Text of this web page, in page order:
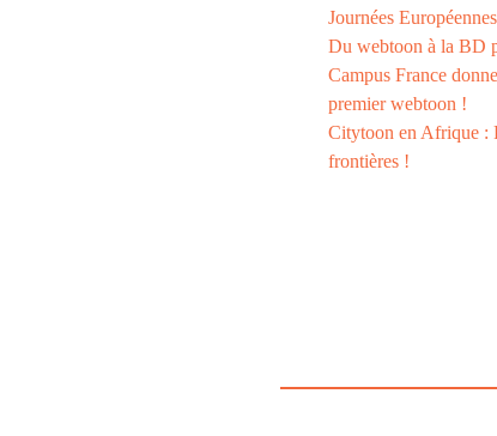
Journées
Du webtoon à la BD
Campus France
premier webtoon !
Citytoon en Afrique :
frontières !